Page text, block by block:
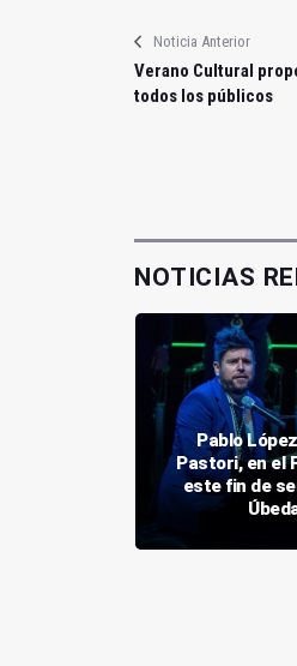
Noticia Anterior
Verano Cultural
todos los públicos
NOTICIAS
Pablo
Pastori, en el
este fin de